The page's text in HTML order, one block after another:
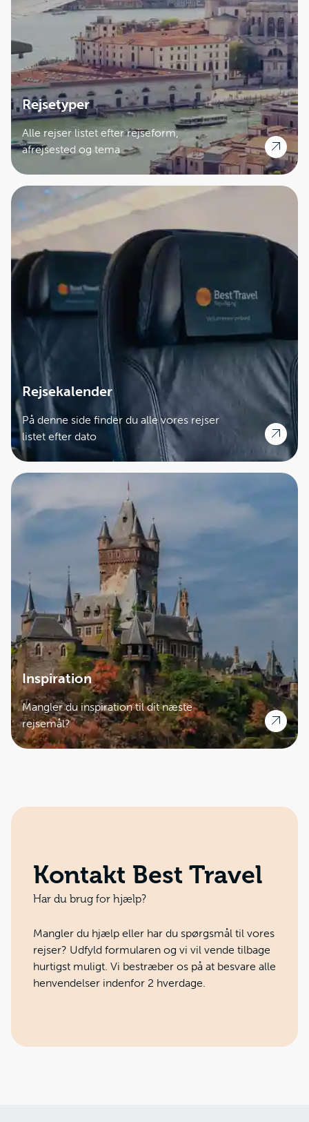
For at vise hinanden respekt bruger man ordet ”san”
efter et navn. Vil man f.eks. sige Louise – siger man
Louise-san, som her vil betyde Fr. Louise.
Miniparlør omkring høflighedsfraser:
• Arigato gozaimasu – mange tak
• Hai – ja
• Iie – nej
• Konnichiwa – goddag/hej
• Kombanwa – godaften
• Sumimasen – undskyld
Rejsetyper
Alle rejser listet efter rejseform,
afrejsested og tema
Rejsekalender
På denne side finder du alle vores rejser
listet efter dato
Inspiration
Mangler du inspiration til dit næste
rejsemål?
Kontakt Best Travel
Har du brug for hjælp?
Mangler du hjælp eller har du spørgsmål til vores
rejser? Udfyld formularen og vi vil vende tilbage
hurtigst muligt. Vi bestræber os på at besvare alle
henvendelser indenfor 2 hverdage.